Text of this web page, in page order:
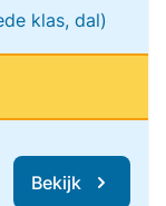
klas, dal)
Bekijk